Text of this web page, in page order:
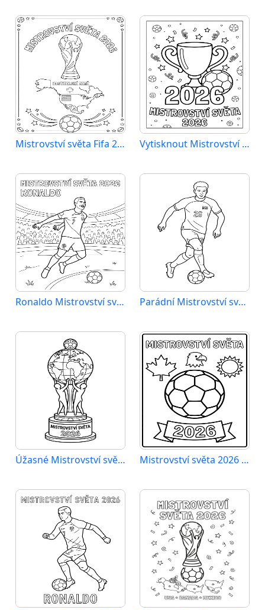
Mistrovství světa Fifa 2026 Vytisknout Mistrovství světa 2026
Ronaldo Mistrovství světa 2026 Parádní Mistrovství světa 2026
Úžasné Mistrovství světa 2026 Mistrovství světa 2026 zdarma